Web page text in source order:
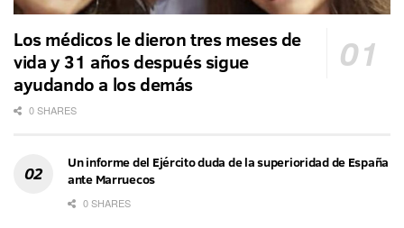
Los médicos le dieron tres meses de
vida y 31 años después sigue
ayudando a los demás
0 SHARES
Un informe del Ejército duda de la superioridad de España
ante Marruecos
0 SHARES